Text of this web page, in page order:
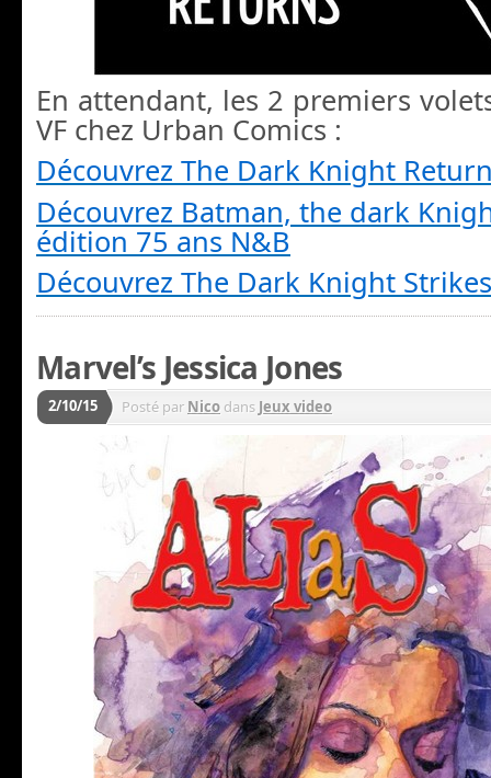
En attendant, les 2 premiers
VF chez Urban Comics :
Découvrez The Dark Knight
Découvrez Batman, the dark
édition 75 ans N&B
Découvrez The Dark Knight
Marvel’s Jessica Jones
2/10/15 Posté par Nico dans Jeux video